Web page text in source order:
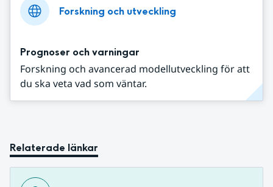
Forskning och utveckling
Prognoser och varningar
Forskning och avancerad modellutveckling för att
du ska veta vad som väntar.
Relaterade länkar